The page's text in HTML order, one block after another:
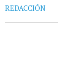
REDACCIÓN